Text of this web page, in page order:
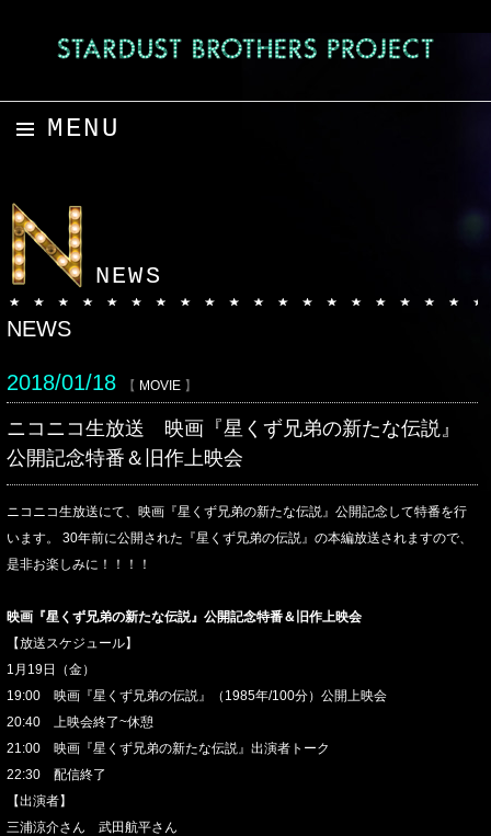
MENU
NEWS
NEWS
2018/01/18 【 MOVIE 】
ニコニコ生放送 映画『星くず兄弟の新たな伝説』
公開記念特番＆旧作上映会
ニコニコ生放送にて、映画『星くず兄弟の新たな伝説』公開記念して特番を行
います。 30年前に公開された『星くず兄弟の伝説』の本編放送されますので、
是非お楽しみに！！！！
映画『星くず兄弟の新たな伝説』公開記念特番＆旧作上映会
【放送スケジュール】
1月19日（金）
19:00 映画『星くず兄弟の伝説』（1985年/100分）公開上映会
20:40 上映会終了~休憩
21:00 映画『星くず兄弟の新たな伝説』出演者トーク
22:30 配信終了
【出演者】
三浦涼介さん 武田航平さん